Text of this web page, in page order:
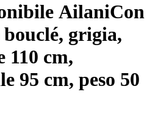
AilaniCon
grigia,
110 cm,
95 cm, peso 50